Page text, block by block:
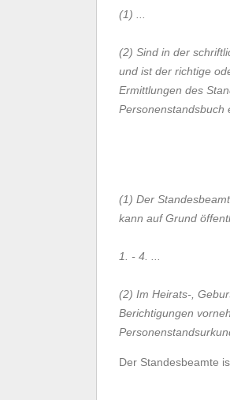
(1) ...
(2) Sind in der
und ist der richtige
Ermittlungen des
Personenstandsbuch
(1) Der
kann auf Grund
1. - 4. ...
(2) Im Heirats-,
Berichtigungen
Der Standesbeamte